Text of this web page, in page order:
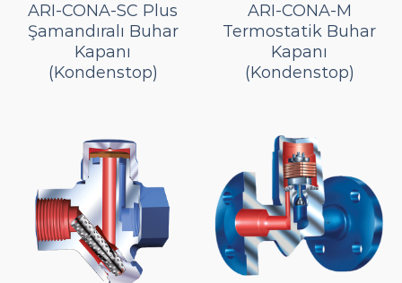
ARI-CONA-SC Plus
Şamandıralı Buhar
Kapanı
(Kondenstop)
ARI-CONA-M
Termostatik Buhar
Kapanı
(Kondenstop)